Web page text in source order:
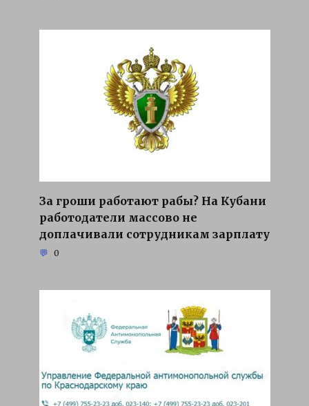
За гроши работают рабы? На Кубани
работодатели массово не
доплачивали сотрудникам зарплату
0